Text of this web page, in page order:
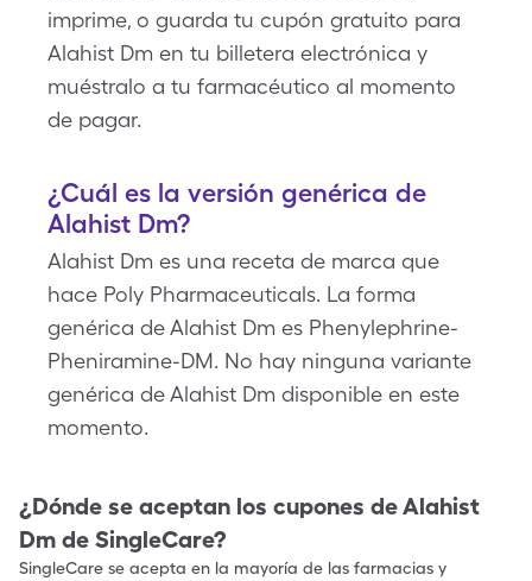
imprime, o guarda tu cupón gratuito para
Alahist Dm en tu billetera electrónica y
muéstralo a tu farmacéutico al momento
de pagar.
¿Cuál es la versión genérica de
Alahist Dm?
Alahist Dm es una receta de marca que
hace Poly Pharmaceuticals. La forma
genérica de Alahist Dm es Phenylephrine-
Pheniramine-DM. No hay ninguna variante
genérica de Alahist Dm disponible en este
momento.
¿Dónde se aceptan los cupones deAlahist
Dm de SingleCare?
SingleCare se acepta en la mayoría de las farmacias y